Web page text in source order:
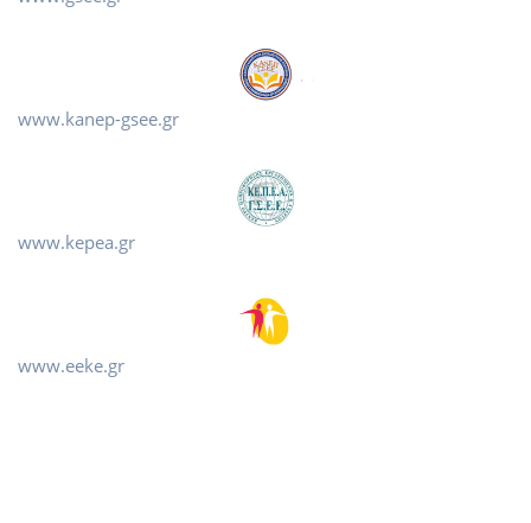
www.kanep-gsee.gr
www.kepea.gr
www.eeke.gr